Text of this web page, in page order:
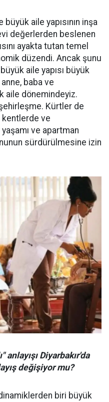
aile yapısının inşa
değerlerden beslenen
ayakta tutan temel
düzendi. Ancak şunu
aile yapısı büyük
baba ve
aile dönemindeyiz.
Kürtler de
kentlerde ve
ve apartman
sürdürülmesine izin
anlayışı Diyarbakır'da
değişiyor mu?
biri büyük